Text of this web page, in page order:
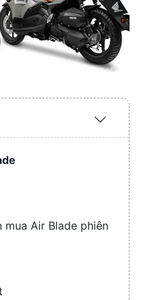
Expand
/
Air Blade phiên